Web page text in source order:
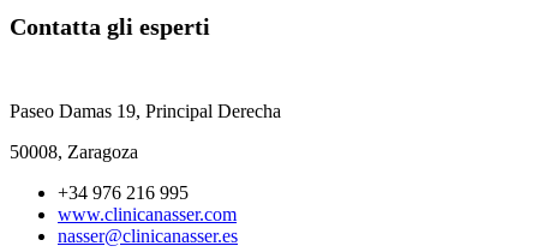
Contatta gli esperti
Paseo Damas 19, Principal Derecha
50008, Zaragoza
+34 976 216 995
www.clinicanasser.com
nasser@clinicanasser.es